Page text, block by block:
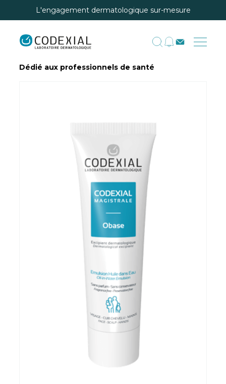
L'engagement dermatologique sur-mesure
Dédié aux professionnels de santé